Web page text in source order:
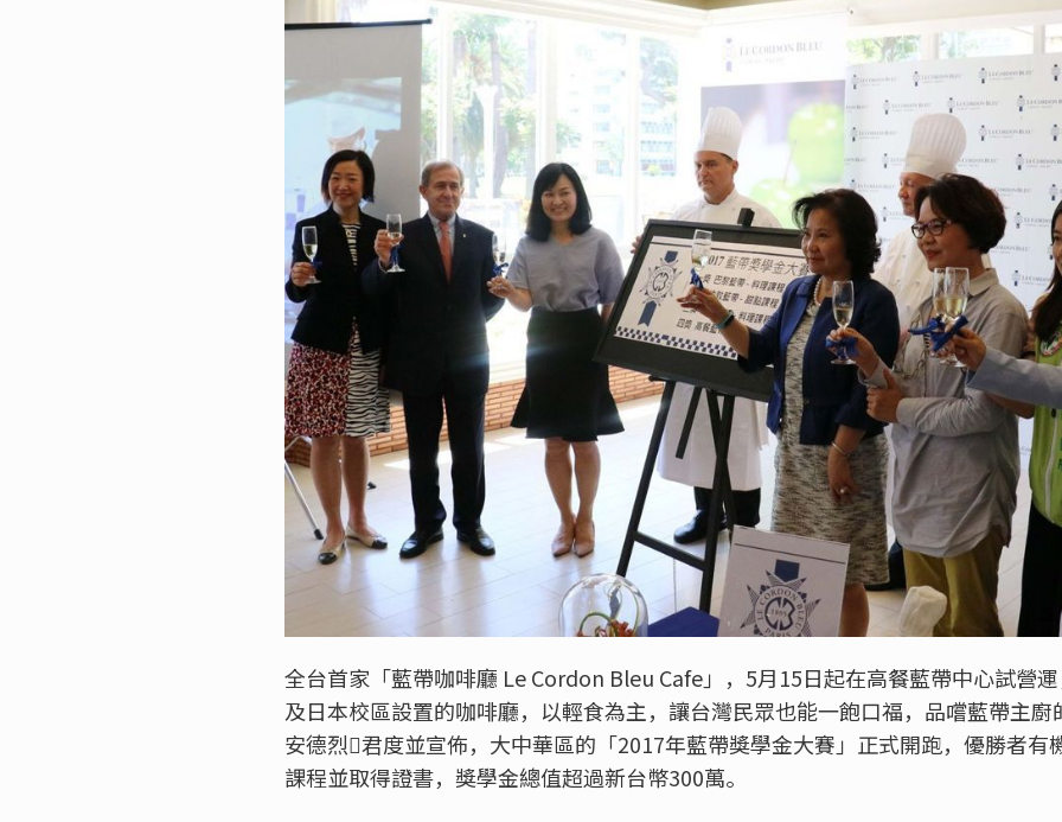
全台首家「藍帶咖啡廳 Le Cordon Bleu Cafe」， 5月15日起在高餐藍帶中心試營
及日本校區設置的咖啡廳，以輕食為主，讓台灣民眾也能一飽口福，品嚐藍帶主
安德烈君度並宣佈，大中華區的「2017年藍帶獎學金大賽」正式開跑，優勝者有
課程並取得證書，獎學金總值超過新台幣300萬。